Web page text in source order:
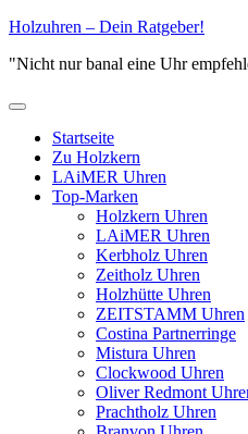
Zum
springen
Holzuhren – Dein Ratgeber!
"Nicht nur banal eine Uhr
Primäres
Startseite
Zu Holzkern
LAiMER Uhren
Top-Marken
Holzkern Uhren
LAiMER Uhren
Kerbholz Uhren
Zeitholz Uhren
Holzhütte Uhren
ZEITSTAMM Uhren
Costina Partnerringe
Mistura Uhren
Clockwood Uhren
Oliver Redmont
Prachtholz Uhren